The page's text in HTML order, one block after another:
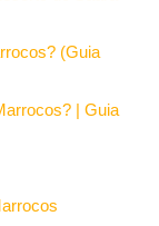
(Guia
| Guia